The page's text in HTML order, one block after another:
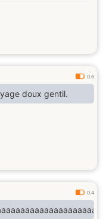
0.6
doux gentil.
0.4